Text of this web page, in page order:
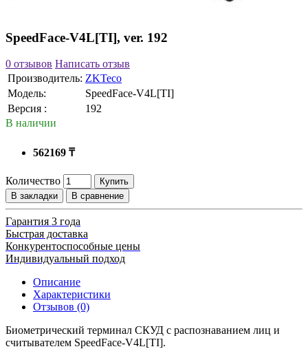
SpeedFace-V4L[TI], ver. 192
0 отзывов Написать отзыв
Производитель: ZKTeco
Модель:
SpeedFace-V4L[TI]
Версия :
192
В наличии
562169 ₸
Количество
Купить
В закладки
В сравнение
Гарантия 3 года
Быстрая доставка
Конкурентоспособные цены
Индивидуальный подход
Описание
Характеристики
Отзывов (0)
Биометрический терминал СКУД с распознаванием лиц и
считывателем SpeedFace-V4L[TI].